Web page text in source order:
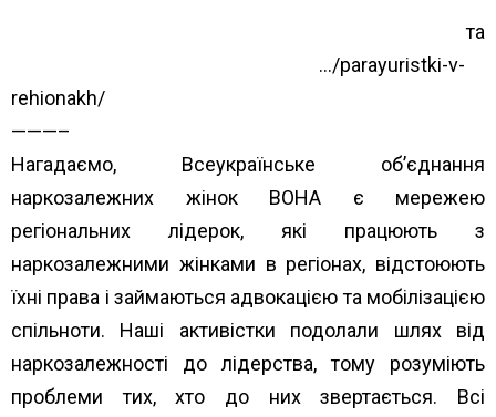
та
…/parayuristki-v-
rehionakh/
———–
Нагадаємо, Всеукраїнське об’єднання
наркозалежних жінок ВОНА є мережею
регіональних лідерок, які працюють з
наркозалежними жінками в регіонах, відстоюють
їхні права і займаються адвокацією та мобілізацією
спільноти. Наші активістки подолали шлях від
наркозалежності до лідерства, тому розуміють
проблеми тих, хто до них звертається. Всі